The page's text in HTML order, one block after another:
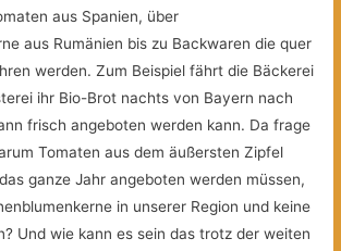
aus Spanien, über
aus Rumänien bis zu Backwaren die quer
werden. Zum Beispiel fährt die Bäckerei
ihr Bio-Brot nachts von Bayern nach
frisch angeboten werden kann. Da frage
Tomaten aus dem äußersten Zipfel
ganze Jahr angeboten werden müssen,
in unserer Region und keine
Und wie kann es sein das trotz der weiten